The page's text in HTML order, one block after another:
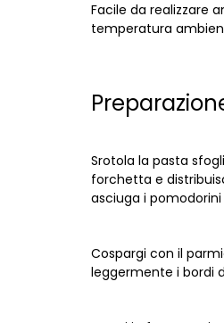
Facile da realizzare
temperatura
Srotola la pasta
forchetta e
asciuga i
Cospargi con il
leggermente i bordi